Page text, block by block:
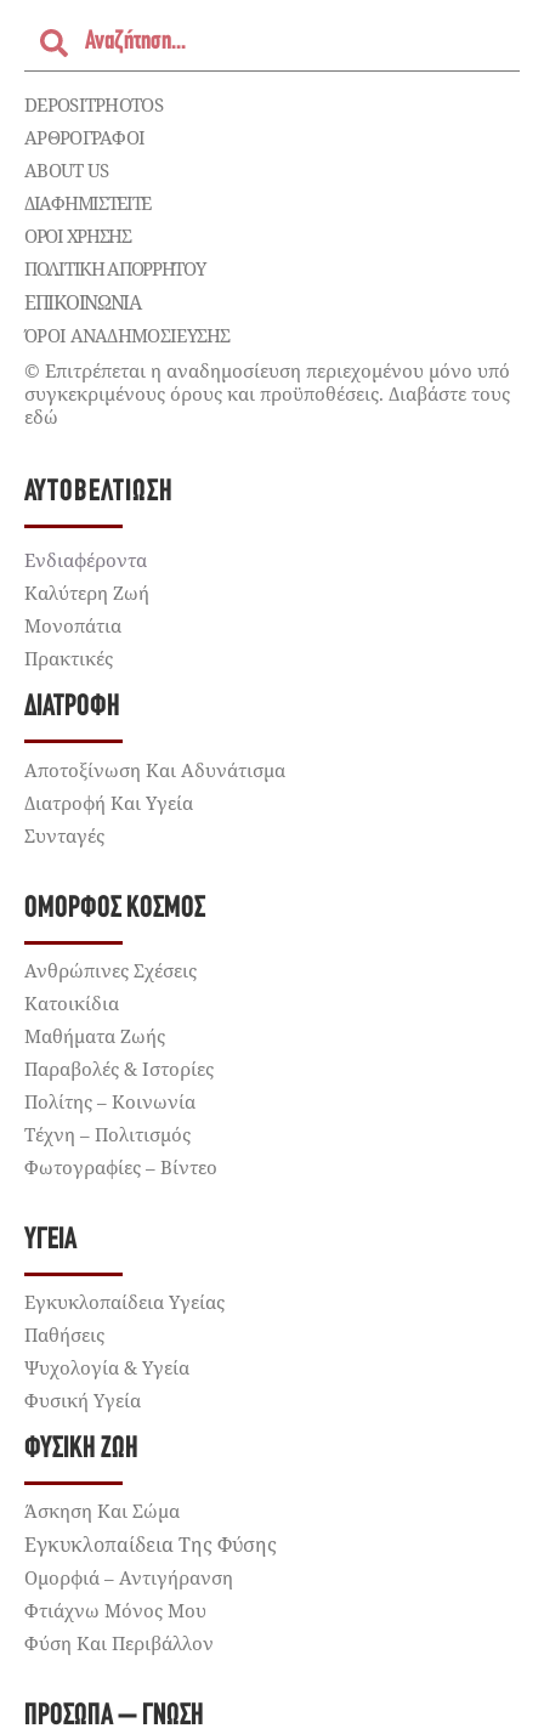
DEPOSITPHOTOS
ΑΡΘΡΟΓΡΑΦΟΙ
ABOUT US
ΔΙΑΦΗΜΙΣΤΕΊΤΕ
ΌΡΟΙ ΧΡΉΣΗΣ
ΠΟΛΙΤΙΚΉ ΑΠΟΡΡΉΤΟΥ
ΕΠΙΚΟΙΝΩΝΊΑ
ΌΡΟΙ ΑΝΑΔΗΜΟΣΙΕΥΣΗΣ
© Επιτρέπεται η αναδημοσίευση περιεχομένου μόνο υπό
συγκεκριμένους όρους και προϋποθέσεις. Διαβάστε τους
εδώ
ΑΥΤΟΒΕΛΤΊΩΣΗ
Ενδιαφέροντα
Καλύτερη Ζωή
Μονοπάτια
Πρακτικές
ΔΙΑΤΡΟΦΉ
Αποτοξίνωση Και Αδυνάτισμα
Διατροφή Και Υγεία
Συνταγές
ΌΜΟΡΦΟΣ ΚΌΣΜΟΣ
Ανθρώπινες Σχέσεις
Κατοικίδια
Μαθήματα Ζωής
Παραβολές & Ιστορίες
Πολίτης – Κοινωνία
Τέχνη – Πολιτισμός
Φωτογραφίες – Βίντεο
ΥΓΕΊΑ
Εγκυκλοπαίδεια Υγείας
Παθήσεις
Ψυχολογία & Υγεία
Φυσική Υγεία
ΦΥΣΙΚΉ ΖΩΉ
Άσκηση Και Σώμα
Εγκυκλοπαίδεια Της Φύσης
Ομορφιά – Αντιγήρανση
Φτιάχνω Μόνος Μου
Φύση Και Περιβάλλον
ΠΡΌΣΩΠΑ – ΓΝΏΣΗ